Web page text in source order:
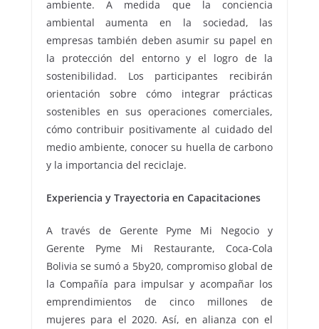
ambiente. A medida que la conciencia
ambiental aumenta en la sociedad, las
empresas también deben asumir su papel en
la protección del entorno y el logro de la
sostenibilidad. Los participantes recibirán
orientación sobre cómo integrar prácticas
sostenibles en sus operaciones comerciales,
cómo contribuir positivamente al cuidado del
medio ambiente, conocer su huella de carbono
y la importancia del reciclaje.
Experiencia y Trayectoria en Capacitaciones
A través de Gerente Pyme Mi Negocio y
Gerente Pyme Mi Restaurante, Coca-Cola
Bolivia se sumó a 5by20, compromiso global de
la Compañía para impulsar y acompañar los
emprendimientos de cinco millones de
mujeres para el 2020. Así, en alianza con el